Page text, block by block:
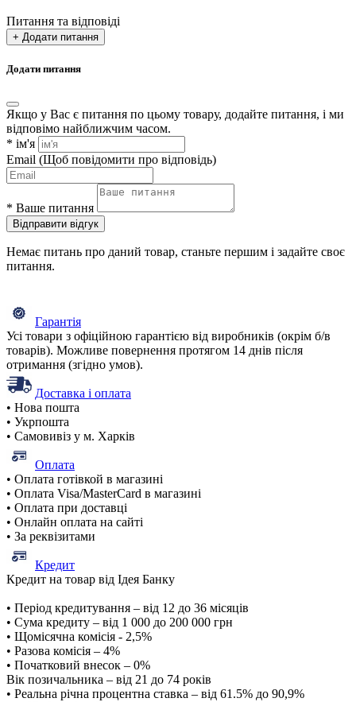
Питання та відповіді
+ Додати питання
Додати питання
Якщо у Вас є питання по цьому товару, додайте питання, і ми
відповімо найближчим часом.
* ім'я
Email (Щоб повідомити про відповідь)
* Ваше питання
Відправити відгук
Немає питань про даний товар, станьте першим і задайте своє
питання.
Гарантія
Усі товари з офіційною гарантією від виробників (окрім б/в
товарів). Можливе повернення протягом 14 днів після
отримання (згідно умов).
Доставка і оплата
• Нова пошта
• Укрпошта
• Самовивіз у м. Харків
Оплата
• Оплата готівкой в магазині
• Оплата Visa/MasterCard в магазині
• Оплата при доставці
• Онлайн оплата на сайті
• За реквізитами
Кредит
Кредит на товар від Ідея Банку
• Період кредитування – від 12 до 36 місяців
• Сума кредиту – від 1 000 до 200 000 грн
• Щомісячна комісія - 2,5%
• Разова комісія – 4%
• Початковий внесок – 0%
Вік позичальника – від 21 до 74 років
• Реальна річна процентна ставка – від 61.5% до 90,9%